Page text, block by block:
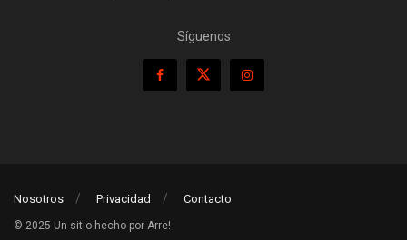
Síguenos
Nosotros Privacidad Contacto
© 2025 Un sitio hecho por Arre!